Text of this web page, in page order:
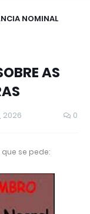
NOMINAL
AS
2026 0
se pede: